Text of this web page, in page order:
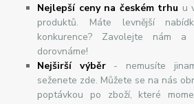
Nejlepší ceny na českém trhu u
produktů. Máte levnější
konkurence? Zavolejte nám
dorovnáme!
Nejširšívýběr- nemusíte
seženete zde. Můžete se na nás
poptávkou po zboží, které